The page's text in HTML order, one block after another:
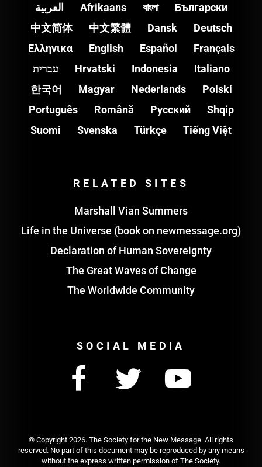
العربية Afrikaans বাংলা
Български
中文简体
中文繁體 Dansk
Deutsch
Ελληνικα
English Español
Français
עברית
Hrvatski Indonesia
Italiano
한국어
Magyar Nederlands
Polski
Português
Română Pусский
Shqip
Suomi
Svenska Türkçe Tiếng Việt
RELATED SITES
Marshall Vian Summers
Life in the Universe (book on newmessage.org)
Declaration of Human Sovereignty
The Great Waves of Change
The Worldwide Community
SOCIAL MEDIA
© Copyright 2026. The Society for the New Message. All rights
reserved. No part of this document may be reproduced by any means
without the express written permission of The Society.